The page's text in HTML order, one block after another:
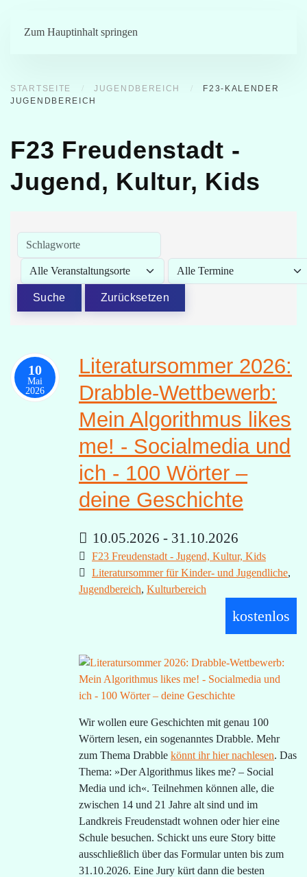
Zum Hauptinhalt springen
STARTSEITE JUGENDBEREICH
F23-KALENDER
JUGENDBEREICH
F23 Freudenstadt -
Jugend, Kultur, Kids
10
Mai
2026
Literatursommer 2026:
Drabble-Wettbewerb:
Mein Algorithmus likes
me! - Socialmedia und
ich - 100 Wörter –
deine Geschichte
10.05.2026 - 31.10.2026
F23 Freudenstadt - Jugend, Kultur, Kids
Literatursommer für Kinder- und Jugendliche,
Jugendbereich, Kulturbereich
kostenlos
Wir wollen eure Geschichten mit genau 100
Wörtern lesen, ein sogenanntes Drabble. Mehr
zum Thema Drabble könnt ihr hier nachlesen. Das
Thema: »Der Algorithmus likes me? – Social
Media und ich«. Teilnehmen können alle, die
zwischen 14 und 21 Jahre alt sind und im
Landkreis Freudenstadt wohnen oder hier eine
Schule besuchen. Schickt uns eure Story bitte
ausschließlich über das Formular unten bis zum
31.10.2026. Eine Jury kürt dann die besten